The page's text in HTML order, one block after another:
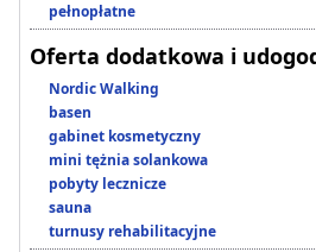
pełnopłatne
Oferta dodatkowa i
Nordic Walking
basen
gabinet kosmetyczny
mini tężnia solankowa
pobyty lecznicze
sauna
turnusy rehabilitacyjne